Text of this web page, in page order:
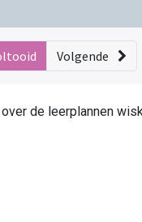
Volgende
de leerplannen